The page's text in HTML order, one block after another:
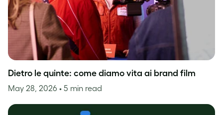
Dietro le quinte: come diamo vita ai brand film
May 28, 2026 • 5 min read